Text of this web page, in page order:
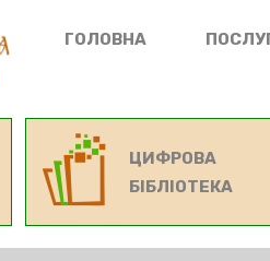
ГОЛОВНА
ЦИФРОВА
БІБЛІОТЕКА